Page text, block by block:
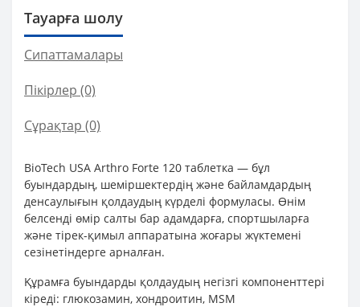
Тауарға шолу
Сипаттамалары
Пікірлер (0)
Сұрақтар (0)
BioTech USA Arthro Forte 120 таблетка — бұл
буындардың, шеміршектердің және байламдардың
денсаулығын қолдаудың күрделі формуласы. Өнім
белсенді өмір салты бар адамдарға, спортшыларға
және тірек-қимыл аппаратына жоғары жүктемені
сезінетіндерге арналған.
Құрамға буындарды қолдаудың негізгі компоненттері
кіреді: глюкозамин, хондроитин, MSM